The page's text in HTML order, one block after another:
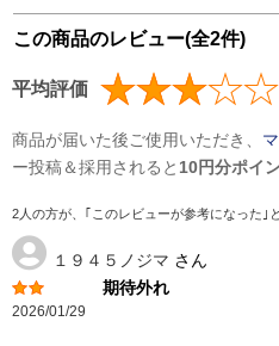
この商品のレビュー(全2件)
平均評価
商品が届いた後ご使用いただき、
ー投稿＆採用されると 10円分ポイ
2人の方が、｢このレビューが参考になった｣
１９４５ノジマ さん
期待外れ
2026/01/29